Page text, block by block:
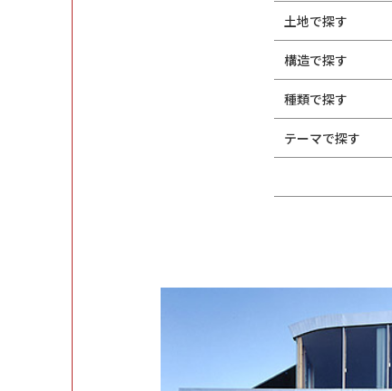
土地で探す
構造で探す
種類で探す
テーマで探す